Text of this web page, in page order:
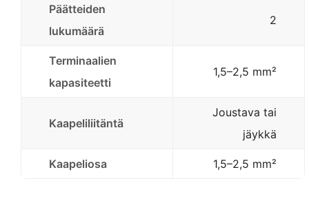
Päätteiden
lukumäärä
2
Terminaalien
kapasiteetti
1,5–2,5 mm²
Kaapeliliitäntä
Joustava tai
jäykkä
Kaapeliosa 1,5–2,5 mm²